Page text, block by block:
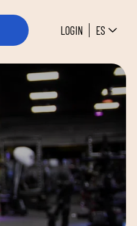
LOGIN ES